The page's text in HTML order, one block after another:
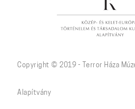
Copyright © 2019 - Terror Háza
Alapítvány